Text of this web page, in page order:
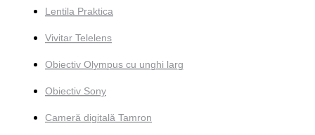
Lentila Praktica
Vivitar Telelens
Obiectiv Olympus cu unghi larg
Obiectiv Sony
Cameră digitală Tamron